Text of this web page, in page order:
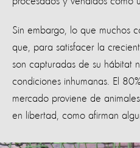
Sin embargo, lo que muchos
que, para satisfacer la
son capturadas de su hábitat
condiciones inhumanas. El
mercado proviene de
en libertad, como afirman